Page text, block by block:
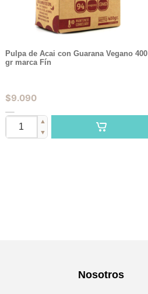
Pulpa de Acai con Guarana Vegano 400
gr marca Fín
$9.090
▲
▼
Nosotros